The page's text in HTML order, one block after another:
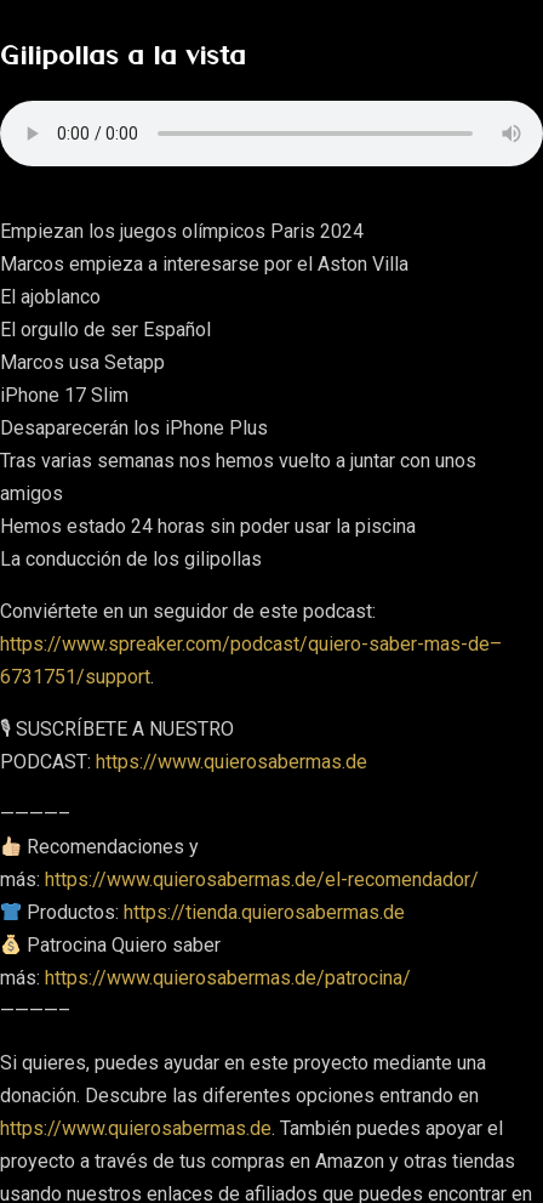
Gilipollas a la vista
Empiezan los juegos olímpicos Paris 2024
Marcos empieza a interesarse por el Aston Villa
El ajoblanco
El orgullo de ser Español
Marcos usa Setapp
iPhone 17 Slim
Desaparecerán los iPhone Plus
Tras varias semanas nos hemos vuelto a juntar con unos
amigos
Hemos estado 24 horas sin poder usar la piscina
La conducción de los gilipollas
Conviértete en un seguidor de este podcast:
https://www.spreaker.com/podcast/quiero-saber-mas-de–
6731751/support.
🎙 SUSCRÍBETE A NUESTRO
PODCAST: https://www.quierosabermas.de
————–
Recomendaciones y
más: https://www.quierosabermas.de/el-recomendador/
Productos:https://tienda.quierosabermas.de
Patrocina Quiero saber
más: https://www.quierosabermas.de/patrocina/
————–
Si quieres, puedes ayudar en este proyecto mediante una
donación. Descubre las diferentes opciones entrando en
https://www.quierosabermas.de. También puedes apoyar el
proyecto a través de tus compras en Amazon y otras tiendas
usando nuestros enlaces de afiliados que puedes encontrar en